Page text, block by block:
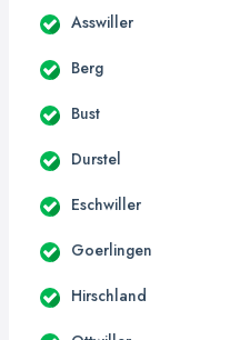
Asswiller
Berg
Bust
Durstel
Eschwiller
Goerlingen
Hirschland